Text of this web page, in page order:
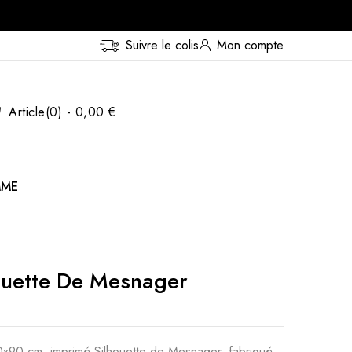
Suivre le colis Mon compte
Article(0) - 0,00 €
De Mesnager